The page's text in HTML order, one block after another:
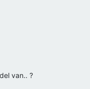
van.. ?